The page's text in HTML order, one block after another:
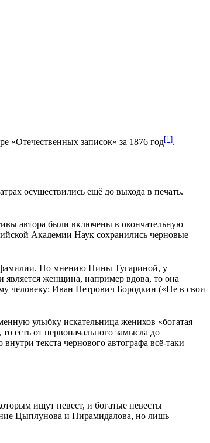
«Отечественных записок» за 1876 год[1].
осуществились ещё до выхода в печать.
автора были включены в окончательную
Академии Наук сохранились черновые
фамилии. По мнению Нины Тугариной, у
является женщина, например вдова, то она
человеку: Иван Петрович Бородкин («Не в свои
улыбку искательница женихов «богатая
есть от первоначального замысла до
текста чернового автографа всё-таки
ищут невест, и богатые невесты
Цыплунова и Пирамидалова, но лишь